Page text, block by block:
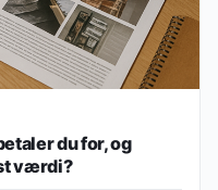
du for, og
værdi?